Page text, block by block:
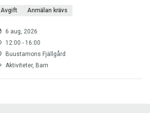
Avgift Anmälan krävs
6 aug, 2026
12:00 - 16:00
Buustamons Fjällgård
Aktiviteter, Barn